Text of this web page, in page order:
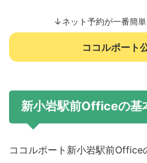
↓ネット予約が一番簡
ココルポート
新小岩駅前Officeの基
ココルポート新小岩駅前Office